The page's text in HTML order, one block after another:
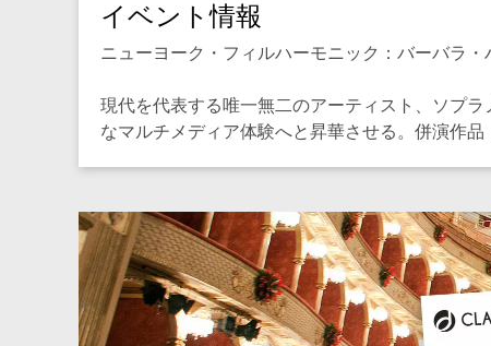
イベント情報
ニューヨーク・フィルハーモニック：バーバラ
現代を代表する唯一無二のアーティスト、ソプ
なマルチメディア体験へと昇華させる。併演作